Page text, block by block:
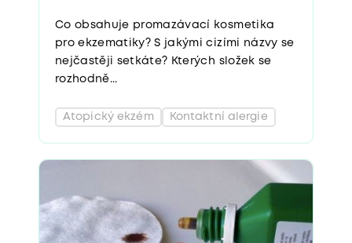
Co obsahuje promazávací kosmetika
pro ekzematiky? S jakými cizími názvy se
nejčastěji setkáte? Kterých složek se
rozhodně...
Atopický ekzém Kontaktní alergie